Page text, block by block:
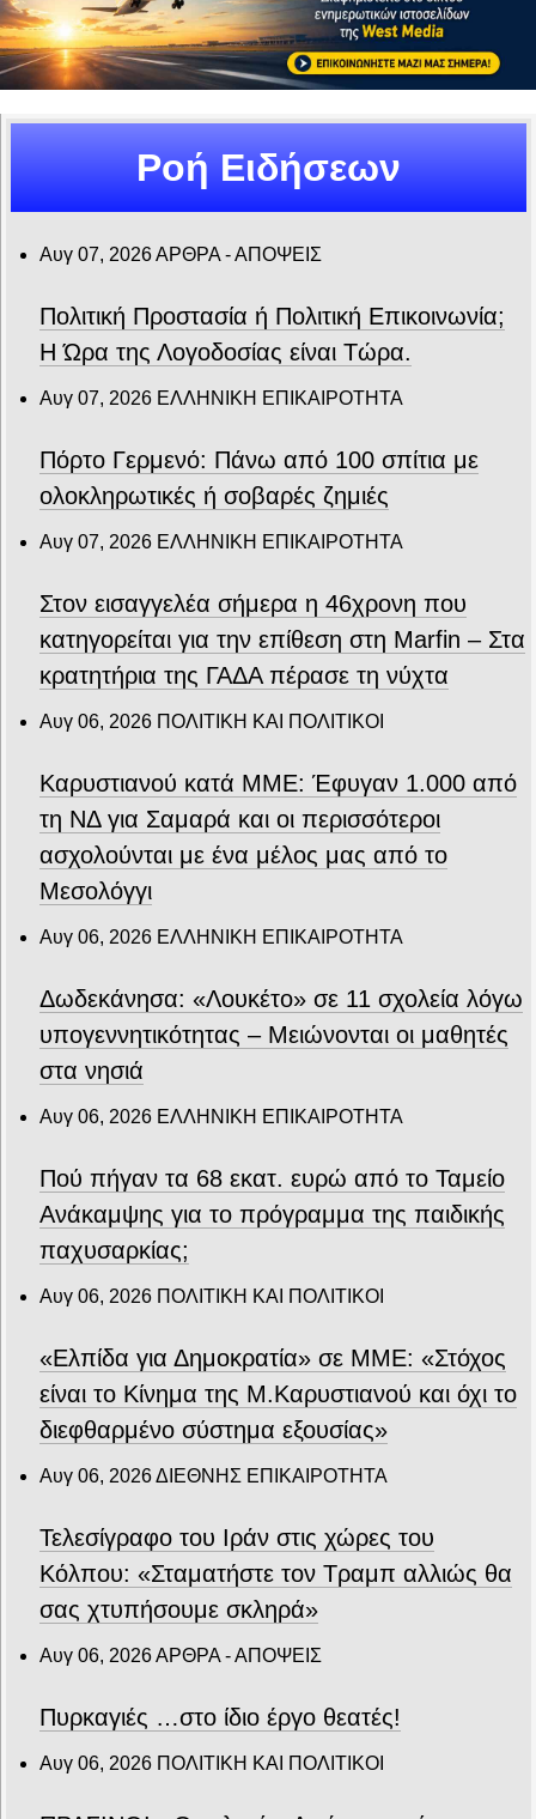
Ροή Ειδήσεων
Αυγ 07, 2026ΑΡΘΡΑ - ΑΠΟΨΕΙΣ
Πολιτική Προστασία ή Πολιτική Επικοινωνία;
Η Ώρα της Λογοδοσίας είναι Τώρα.
Αυγ 07, 2026 ΕΛΛΗΝΙΚΗ ΕΠΙΚΑΙΡΟΤΗΤΑ
Πόρτο Γερμενό: Πάνω από 100 σπίτια με
ολοκληρωτικές ή σοβαρές ζημιές
Αυγ 07, 2026 ΕΛΛΗΝΙΚΗ ΕΠΙΚΑΙΡΟΤΗΤΑ
Στον εισαγγελέα σήμερα η 46χρονη που
κατηγορείται για την επίθεση στη Marfin – Στα
κρατητήρια της ΓΑΔΑ πέρασε τη νύχτα
Αυγ 06, 2026 ΠΟΛΙΤΙΚΗ ΚΑΙ ΠΟΛΙΤΙΚΟΙ
Καρυστιανού κατά ΜΜΕ: Έφυγαν 1.000 από
τη ΝΔ για Σαμαρά και οι περισσότεροι
ασχολούνται με ένα μέλος μας από το
Μεσολόγγι
Αυγ 06, 2026 ΕΛΛΗΝΙΚΗ ΕΠΙΚΑΙΡΟΤΗΤΑ
Δωδεκάνησα: «Λουκέτο» σε 11 σχολεία λόγω
υπογεννητικότητας – Μειώνονται οι μαθητές
στα νησιά
Αυγ 06, 2026 ΕΛΛΗΝΙΚΗ ΕΠΙΚΑΙΡΟΤΗΤΑ
Πού πήγαν τα 68 εκατ. ευρώ από το Ταμείο
Ανάκαμψης για το πρόγραμμα της παιδικής
παχυσαρκίας;
Αυγ 06, 2026 ΠΟΛΙΤΙΚΗ ΚΑΙ ΠΟΛΙΤΙΚΟΙ
«Ελπίδα για Δημοκρατία» σε ΜΜΕ: «Στόχος
είναι το Κίνημα της Μ.Καρυστιανού και όχι το
διεφθαρμένο σύστημα εξουσίας»
Αυγ 06, 2026ΔΙΕΘΝΗΣ ΕΠΙΚΑΙΡΟΤΗΤΑ
Τελεσίγραφο του Ιράν στις χώρες του
Κόλπου: «Σταματήστε τον Τραμπ αλλιώς θα
σας χτυπήσουμε σκληρά»
Αυγ 06, 2026ΑΡΘΡΑ - ΑΠΟΨΕΙΣ
Πυρκαγιές …στο ίδιο έργο θεατές!
Αυγ 06, 2026 ΠΟΛΙΤΙΚΗ ΚΑΙ ΠΟΛΙΤΙΚΟΙ